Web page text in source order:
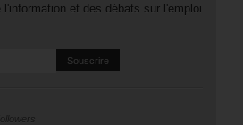
l'information et des débats sur l'emploi